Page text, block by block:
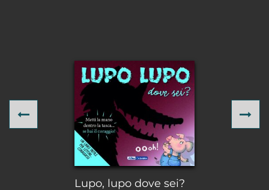
Lupo, lupo dove sei?
Previous